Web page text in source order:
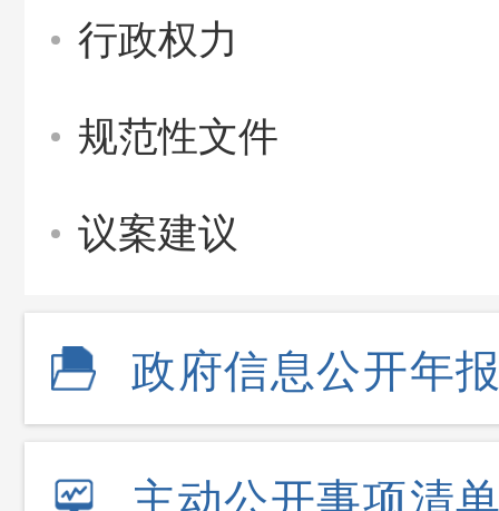
行政权力
规范性文件
议案建议
政府信息公开年
主动公开事项清